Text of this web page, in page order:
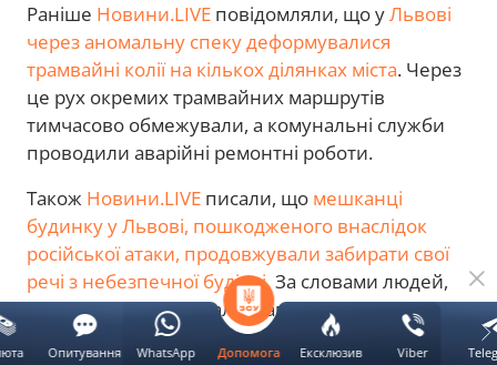
Раніше Новини.LIVE повідомляли, що уЛьвові
через аномальну спеку деформувалися
трамвайні колії на кількох ділянках міста. Через
це рух окремих трамвайних маршрутів
тимчасово обмежували, а комунальні служби
проводили аварійні ремонтні роботи.
Також Новини.LIVE писали, що мешканці
будинку у Львові, пошкодженого внаслідок
російської атаки, продовжували забирати свої
речі з небезпечної будівлі. За словами людей,
конструкції перебували в аварійному стані,
тому вони поспішали евакуювати майно до
Допомога Ексклюзив Viber
Опитування WhatsApp